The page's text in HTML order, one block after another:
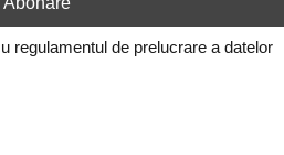
regulamentul de prelucrare a datelor